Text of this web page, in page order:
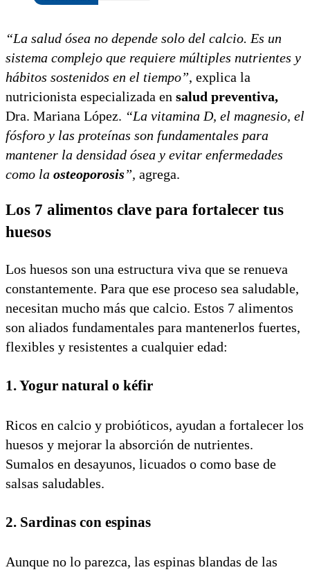
Mendoza
“La salud ósea no depende solo del calcio. Es un
sistema complejo que requiere múltiples nutrientes y
hábitos sostenidos en el tiempo”, explica la
nutricionista especializada en salud preventiva,
Dra. Mariana López. “La vitamina D, el magnesio, el
fósforo y las proteínas son fundamentales para
mantener la densidad ósea y evitar enfermedades
como la osteoporosis”, agrega.
Los 7 alimentos clave para fortalecer tus
huesos
Los huesos son una estructura viva que se renueva
constantemente. Para que ese proceso sea saludable,
necesitan mucho más que calcio. Estos 7 alimentos
son aliados fundamentales para mantenerlos fuertes,
flexibles y resistentes a cualquier edad:
1. Yogur natural o kéfir
Ricos en calcio y probióticos, ayudan a fortalecer los
huesos y mejorar la absorción de nutrientes.
Sumalos en desayunos, licuados o como base de
salsas saludables.
2. Sardinas con espinas
Aunque no lo parezca, las espinas blandas de las